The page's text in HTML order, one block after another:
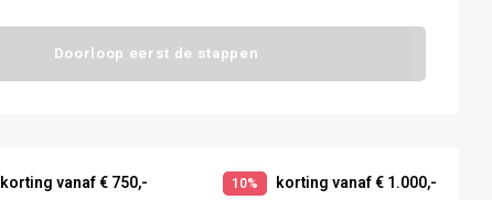
Doorloop eerst de stappen
korting vanaf € 750,- 10% korting vanaf € 1.000,-